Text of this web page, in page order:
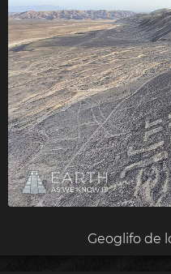
Geoglifo de